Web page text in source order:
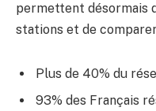
permettent désormais
stations et de
Plus de 40% du
93% des Français